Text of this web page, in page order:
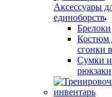
Аксессуары
единоборств
Брелоки
Костюм
сгонки
Сумки и
рюкзаки